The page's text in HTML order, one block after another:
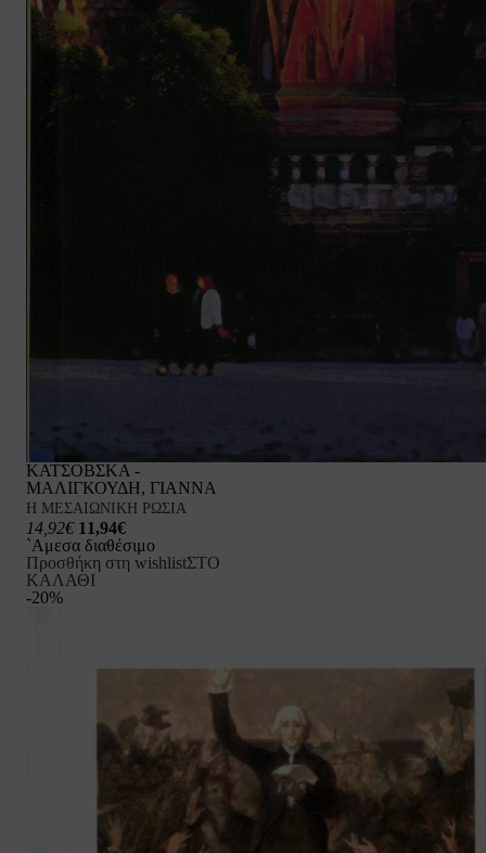
ΚΑΤΣΟΒΣΚΑ -
ΜΑΛΙΓΚΟΥΔΗ, ΓΙΑΝΝΑ
Η ΜΕΣΑΙΩΝΙΚΗ ΡΩΣΙΑ
14,92€ 11,94€
`Αμεσα διαθέσιμο
Προσθήκη στη wishlistΣΤΟ
ΚΑΛΑΘΙ
-20%